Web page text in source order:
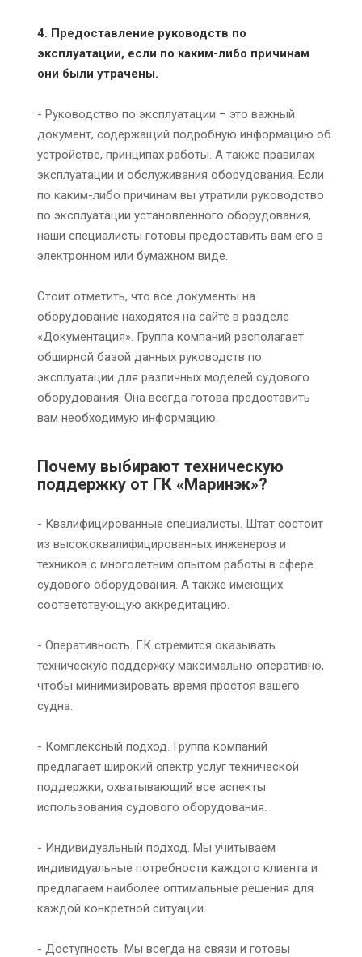
4. Предоставление руководств по
эксплуатации, если по каким-либо причинам
они были утрачены.
- Руководство по эксплуатации – это важный
документ, содержащий подробную информацию об
устройстве, принципах работы. А также правилах
эксплуатации и обслуживания оборудования. Если
по каким-либо причинам вы утратили руководство
по эксплуатации установленного оборудования,
наши специалисты готовы предоставить вам его в
электронном или бумажном виде.
Стоит отметить, что все документы на
оборудование находятся на сайте в разделе
«Документация». Группа компаний располагает
обширной базой данных руководств по
эксплуатации для различных моделей судового
оборудования. Она всегда готова предоставить
вам необходимую информацию.
Почему выбирают техническую
поддержку от ГК «Маринэк»?
- Квалифицированные специалисты. Штат состоит
из высококвалифицированных инженеров и
техников с многолетним опытом работы в сфере
судового оборудования. А также имеющих
соответствующую аккредитацию.
- Оперативность. ГК стремится оказывать
техническую поддержку максимально оперативно,
чтобы минимизировать время простоя вашего
судна.
- Комплексный подход. Группа компаний
предлагает широкий спектр услуг технической
поддержки, охватывающий все аспекты
использования судового оборудования.
- Индивидуальный подход. Мы учитываем
индивидуальные потребности каждого клиента и
предлагаем наиболее оптимальные решения для
каждой конкретной ситуации.
- Доступность. Мы всегда на связи и готовы